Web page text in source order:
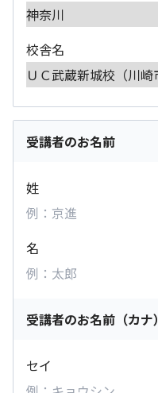
校舎名
受講者のお名前
姓
名
受講者のお名前（カナ）
セイ